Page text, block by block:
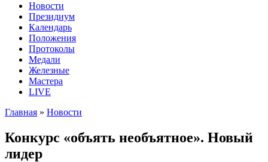
Новости
Президиум
Календарь
Положения
Протоколы
Медали
Железные
Мастера
LIVE
Главная » Новости
Конкурс «объять необъятное». Новый
лидер